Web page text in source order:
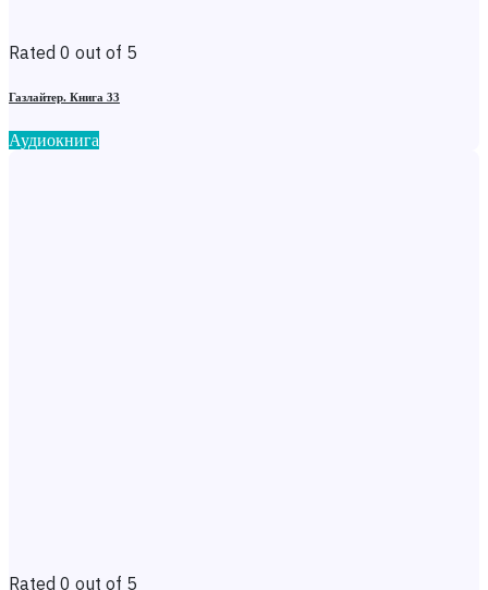
Rated 0 out of 5
Газлайтер. Книга 33
Аудиокнига
Rated 0 out of 5